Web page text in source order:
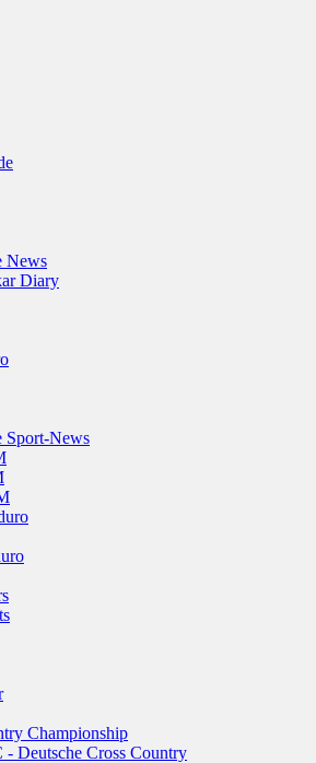
News
Diary
Sport-News
Championship
- Deutsche Cross Country